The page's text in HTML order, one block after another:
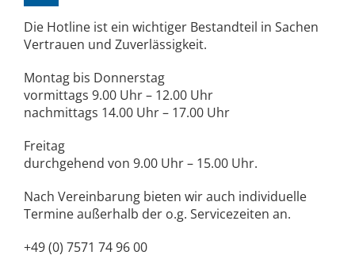
Die Hotline ist ein wichtiger Bestandteil in Sachen
Vertrauen und Zuverlässigkeit.
Montag bis Donnerstag
vormittags 9.00 Uhr – 12.00 Uhr
nachmittags 14.00 Uhr – 17.00 Uhr
Freitag
durchgehend von 9.00 Uhr – 15.00 Uhr.
Nach Vereinbarung bieten wir auch individuelle
Termine außerhalb der o.g. Servicezeiten an.
+49 (0) 7571 74 96 00